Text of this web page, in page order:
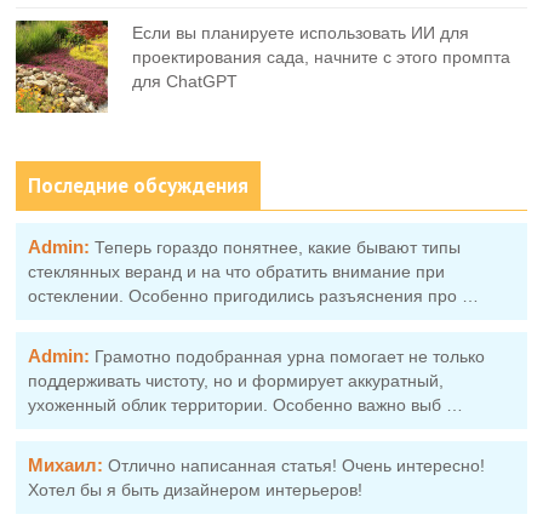
Если вы планируете использовать ИИ для
проектирования сада, начните с этого промпта
для ChatGPT
Последние обсуждения
Admin: Теперь гораздо понятнее, какие бывают типы
стеклянных веранд и на что обратить внимание при
остеклении. Особенно пригодились разъяснения про …
Admin: Грамотно подобранная урна помогает не только
поддерживать чистоту, но и формирует аккуратный,
ухоженный облик территории. Особенно важно выб …
Михаил: Отлично написанная статья! Очень интересно!
Хотел бы я быть дизайнером интерьеров!